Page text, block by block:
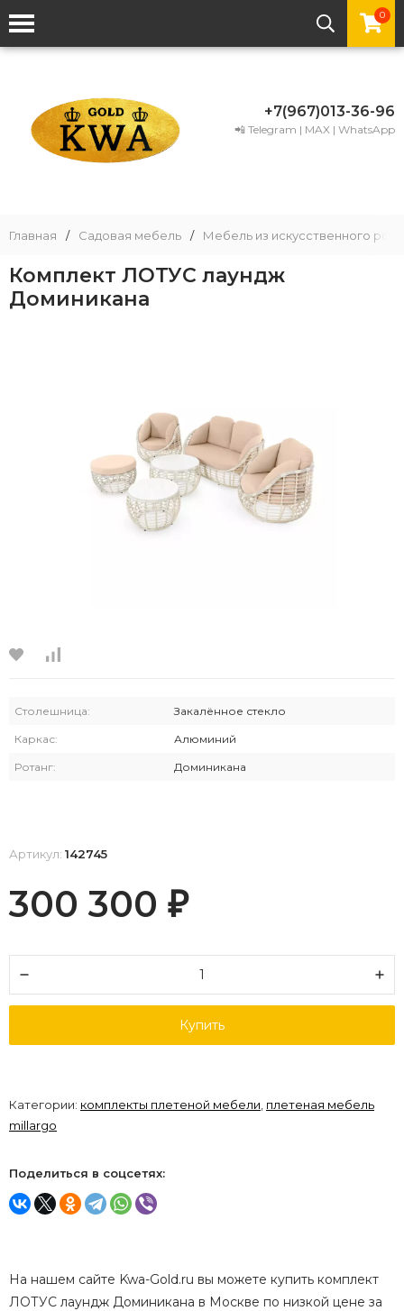
0
+7(967)013-36-96
📲 Telegram | MAX | WhatsApp
Главная / Садовая мебель / Мебель из искусственного
Комплект ЛОТУС лаундж
Доминикана
Столешница: Закалённое стекло
Каркас: Алюминий
Ротанг: Доминикана
Артикул: 142745
300 300 ₽
Купить
Категории: комплекты плетеной мебели плетеная мебель
millargo
Поделиться в соцсетях:
На нашем сайте Kwa-Gold.ru вы можете купить комплект
ЛОТУС лаундж Доминикана в Москве по низкой цене за